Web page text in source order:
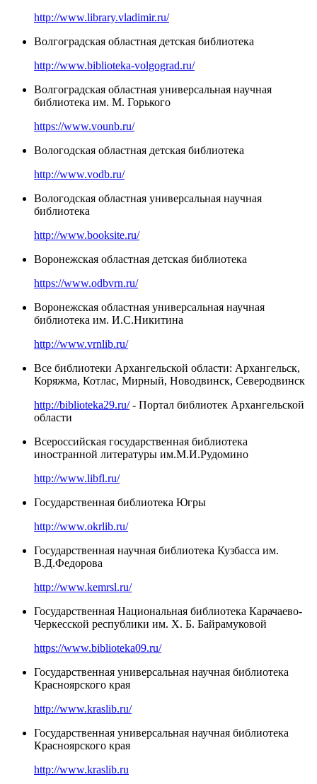
http://www.library.vladimir.ru/
Волгоградская областная детская библиотека
http://www.biblioteka-volgograd.ru/
Волгоградская областная универсальная научная
библиотека им. М. Горького
https://www.vounb.ru/
Вологодская областная детская библиотека
http://www.vodb.ru/
Вологодская областная универсальная научная
библиотека
http://www.booksite.ru/
Воронежская областная детская библиотека
https://www.odbvrn.ru/
Воронежская областная универсальная научная
библиотека им. И.С.Никитина
http://www.vrnlib.ru/
Все библиотеки Архангельской области: Архангельск,
Коряжма, Котлас, Мирный, Новодвинск, Северодвинск
http://biblioteka29.ru/- Портал библиотек Архангельской
области
Всероссийская государственная библиотека
иностранной литературы им.М.И.Рудомино
http://www.libfl.ru/
Государственная библиотека Югры
http://www.okrlib.ru/
Государственная научная библиотека Кузбасса им.
В.Д.Федорова
http://www.kemrsl.ru/
Государственная Национальная библиотека Карачаево-
Черкесской республики им. Х. Б. Байрамуковой
https://www.biblioteka09.ru/
Государственная универсальная научная библиотека
Красноярского края
http://www.kraslib.ru/
Государственная универсальная научная библиотека
Красноярского края
http://www.kraslib.ru